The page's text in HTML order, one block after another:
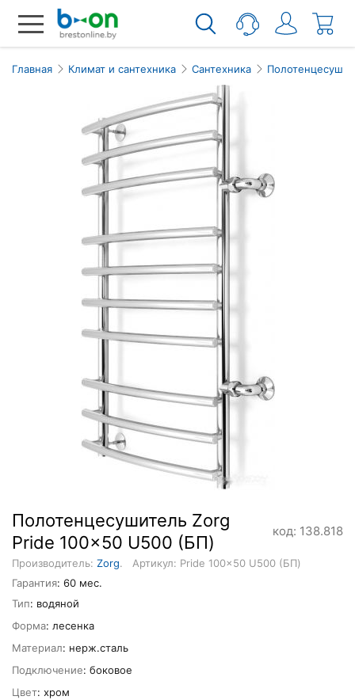
Главная Климат и сантехника Сантехника
Полотенцесушитель Zorg
Pride 100x50 U500 (БП)
код: 138.818
Производитель: Zorg.
Артикул: Pride 100x50 U500 (БП)
Гарантия: 60 мес.
Тип: водяной
Форма: лесенка
Материал: нерж.сталь
Подключение: боковое
Цвет: хром